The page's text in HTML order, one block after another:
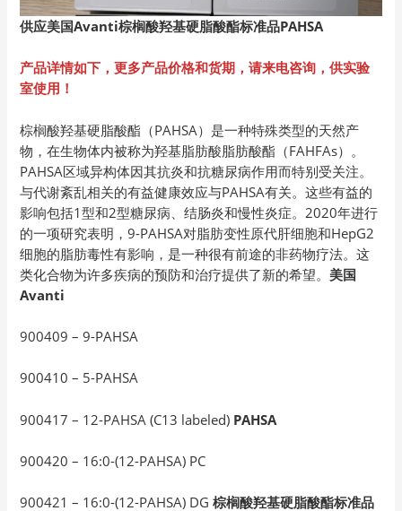
供应美国Avanti棕榈酸羟基硬脂酸酯标准品PAHSA
产品详情如下，更多产品价格和货期，请来电咨询，供实验
室使用！
棕榈酸羟基硬脂酸酯（PAHSA）是一种特殊类型的天然产
物，在生物体内被称为羟基脂肪酸脂肪酸酯（FAHFAs）。
PAHSA区域异构体因其抗炎和抗糖尿病作用而特别受关注。
与代谢紊乱相关的有益健康效应与PAHSA有关。这些有益的
影响包括1型和2型糖尿病、结肠炎和慢性炎症。2020年进行
的一项研究表明，9-PAHSA对脂肪变性原代肝细胞和HepG2
细胞的脂肪毒性有影响，是一种很有前途的非药物疗法。这
类化合物为许多疾病的预防和治疗提供了新的希望。美国
Avanti
900409 – 9-PAHSA
900410 – 5-PAHSA
900417 – 12-PAHSA (C13 labeled) PAHSA
900420 – 16:0-(12-PAHSA) PC
900421 – 16:0-(12-PAHSA) DG棕榈酸羟基硬脂酸酯标准品